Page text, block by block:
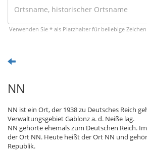
Verwenden Sie * als Platzhalter für beliebige
NN
NN ist ein Ort, der 1938 zu Deutsches Reich
Verwaltungsgebiet Gablonz a. d. Neiße lag.
NN gehörte ehemals zum Deutschen Reich.
der Ort NN. Heute heißt der Ort NN und
Republik.